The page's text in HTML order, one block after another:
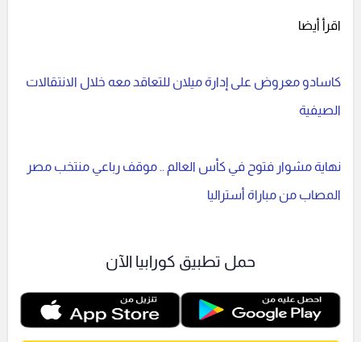
اقرأ أيضا
كاسادو معروض على إدارة ميلان للتعاقد معه خلال الانتقالات
الصيفية
نهاية مشوار فتوح في كأس العالم .. موقف رباعي منتخب مصر
المصاب من مباراة أستراليا
حمل تطبيق كورابيا الآن